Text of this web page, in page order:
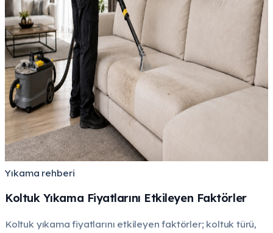
Yıkama rehberi
Koltuk Yıkama Fiyatlarını Etkileyen Faktörler
Koltuk yıkama fiyatlarını etkileyen faktörler; koltuk türü,